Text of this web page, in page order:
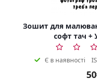
Зошит для
софт тач +
Є в наявності